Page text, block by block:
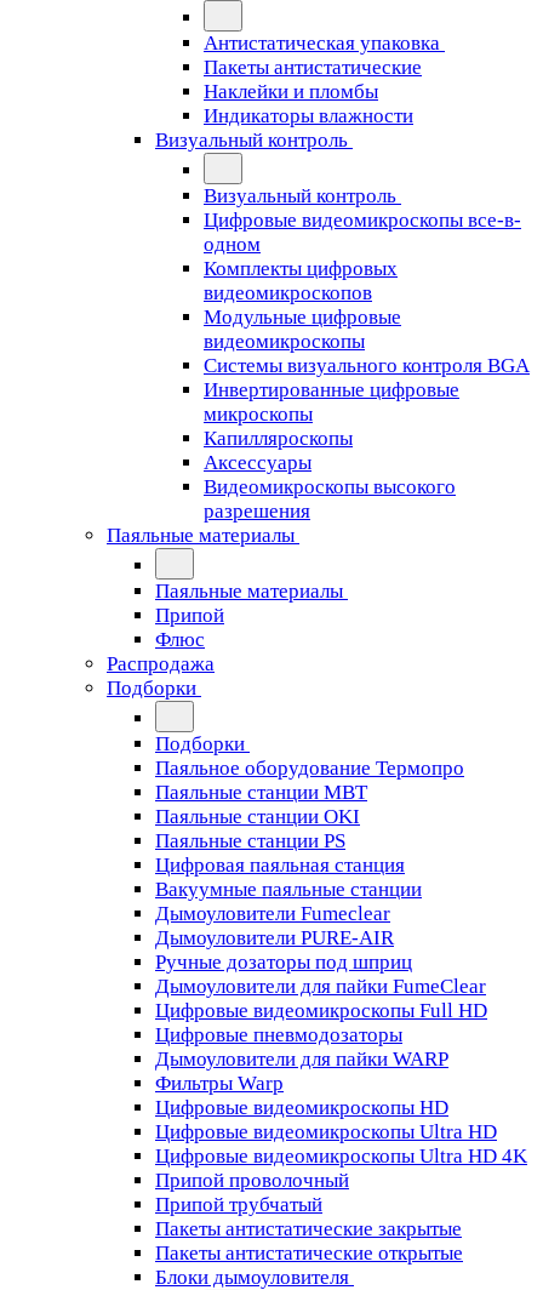
Антистатическая упаковка
Пакеты антистатические
Наклейки и пломбы
Индикаторы влажности
Визуальный контроль
Визуальный контроль
Цифровые видеомикроскопы все-в-
одном
Комплекты цифровых
видеомикроскопов
Модульные цифровые
видеомикроскопы
Cистемы визуального контроля BGA
Инвертированные цифровые
микроскопы
Капилляроскопы
Аксессуары
Видеомикроскопы высокого
разрешения
Паяльные материалы
Паяльные материалы
Припой
Флюс
Распродажа
Подборки
Подборки
Паяльное оборудование Термопро
Паяльные станции MBT
Паяльные станции OKI
Паяльные станции PS
Цифровая паяльная станция
Вакуумные паяльные станции
Дымоуловители Fumeclear
Дымоуловители PURE-AIR
Ручные дозаторы под шприц
Дымоуловители для пайки FumeClear
Цифровые видеомикроскопы Full HD
Цифровые пневмодозаторы
Дымоуловители для пайки WARP
Фильтры Warp
Цифровые видеомикроскопы HD
Цифровые видеомикроскопы Ultra HD
Цифровые видеомикроскопы Ultra HD 4K
Припой проволочный
Припой трубчатый
Пакеты антистатические закрытые
Пакеты антистатические открытые
Блоки дымоуловителя